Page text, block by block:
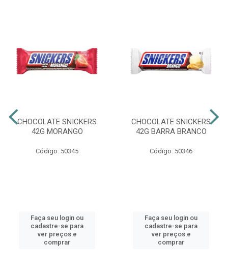
CHOCOLATE SNICKERS
42G MORANGO
Código: 50345
Faça seu login ou
cadastre-se para
ver preços e
comprar
CHOCOLATE SNICKERS
42G BARRA BRANCO
Código: 50346
Faça seu login ou
cadastre-se para
ver preços e
comprar